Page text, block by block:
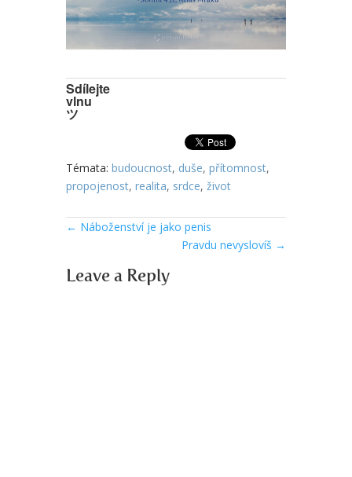
Sdílejte
vlnu
ツ
Témata: budoucnost, duše, přítomnost,
propojenost, realita, srdce, život
← Náboženství je jako penis
Pravdu nevyslovíš →
Leave a Reply